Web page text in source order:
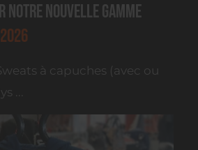
notre nouvelle gamme
à capuches (avec ou
...